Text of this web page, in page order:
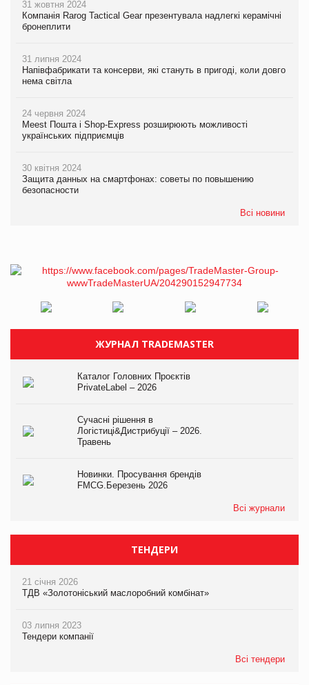
31 жовтня 2024
Компанія Rarog Tactical Gear презентувала надлегкі керамічні
бронеплити
31 липня 2024
Напівфабрикати та консерви, які стануть в пригоді, коли довго
нема світла
24 червня 2024
Meest Пошта і Shop-Express розширюють можливості
українських підприємців
30 квітня 2024
Защита данных на смартфонах: советы по повышению
безопасности
Всі новини
ЖУРНАЛ TRADEMASTER
Каталог Головних Проєктів
PrivateLabel – 2026
Сучасні рішення в
Логістиці&Дистрибуції – 2026.
Травень
Новинки. Просування брендів
FMCG.Березень 2026
Всі журнали
ТЕНДЕРИ
21 січня 2026
ТДВ «Золотоніський маслоробний комбінат»
03 липня 2023
Тендери компанії
Всі тендери